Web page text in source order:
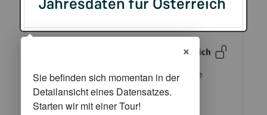
Öffentlich
Der gegitterte Datensatz beschreibt die
räumliche Verteilung der beobachteten
mittleren Lufttemperatur
×